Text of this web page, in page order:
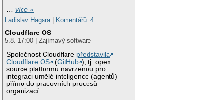
…více »
Ladislav Hagara
Komentářů: 4
Cloudflare OS
5.8. 17:00 | Zajímavý software
Společnost Cloudflare představila
Cloudflare OS
(GitHub ), tj. open
source platformu navrženou pro
integraci umělé inteligence (agentů)
přímo do pracovních procesů
organizací.